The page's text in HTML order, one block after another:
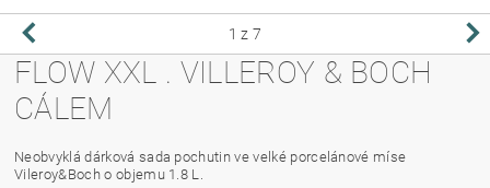
1 z 7
FLOW XXL . VILLEROY & BOCH
CÁLEM
Neobvyklá dárková sada pochutin ve velké porcelánové míse
Vileroy&Boch o objemu 1.8 L.